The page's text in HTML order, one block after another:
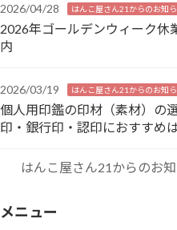
2026/04/28 はんこ屋さん21からのお知
2026年ゴールデンウィーク休
内
2026/03/19 はんこ屋さん21からのお知
個人用印鑑の印材（素材）の
印・銀行印・認印におすすめ
はんこ屋さん21からのお
メニュー